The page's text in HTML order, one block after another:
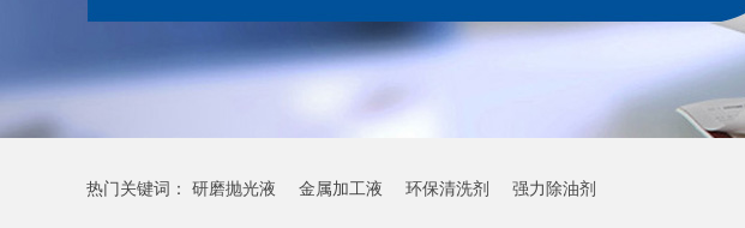
热门关键词： 研磨抛光液 金属加工液 环保清洗剂 强力除油剂